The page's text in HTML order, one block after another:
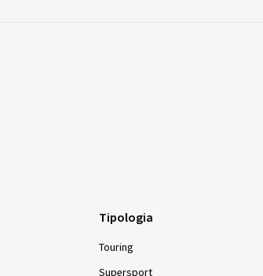
Tipologia
Touring
Supersport